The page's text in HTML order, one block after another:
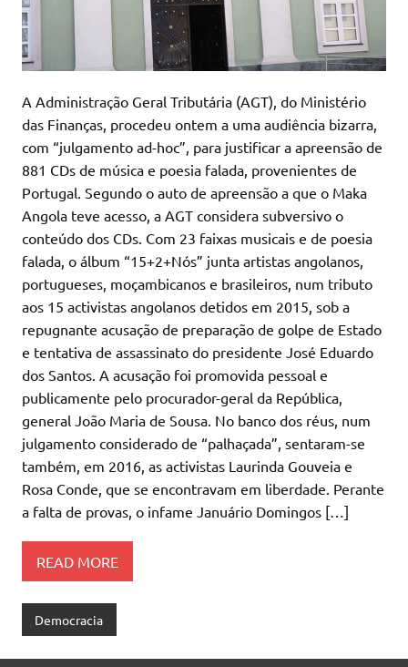
A Administração Geral Tributária (AGT), do Ministério
das Finanças, procedeu ontem a uma audiência bizarra,
com “julgamento ad-hoc”, para justificar a apreensão de
881 CDs de música e poesia falada, provenientes de
Portugal. Segundo o auto de apreensão a que o Maka
Angola teve acesso, a AGT considera subversivo o
conteúdo dos CDs. Com 23 faixas musicais e de poesia
falada, o álbum “15+2+Nós” junta artistas angolanos,
portugueses, moçambicanos e brasileiros, num tributo
aos 15 activistas angolanos detidos em 2015, sob a
repugnante acusação de preparação de golpe de Estado
e tentativa de assassinato do presidente José Eduardo
dos Santos. A acusação foi promovida pessoal e
publicamente pelo procurador-geral da República,
general João Maria de Sousa. No banco dos réus, num
julgamento considerado de “palhaçada”, sentaram-se
também, em 2016, as activistas Laurinda Gouveia e
Rosa Conde, que se encontravam em liberdade. Perante
a falta de provas, o infame Januário Domingos […]
READ MORE
Democracia